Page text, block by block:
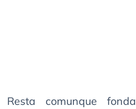
Resta comunque